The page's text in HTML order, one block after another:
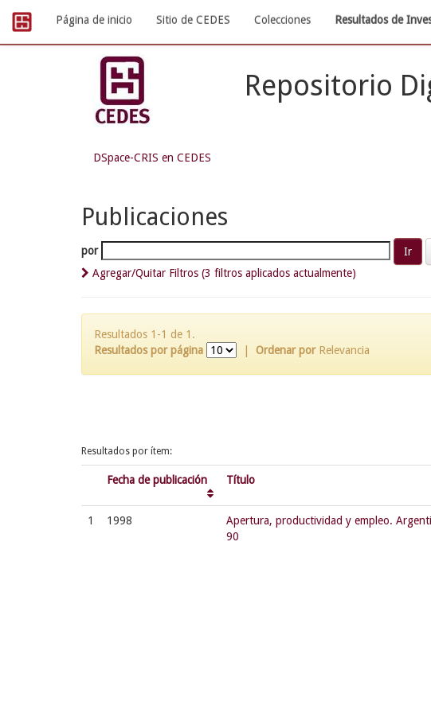
navigation
Página de inicio Sitio de CEDES Colecciones Resultados de
Repositorio
DSpace-CRIS en CEDES
Publicaciones
por
Agregar/Quitar Filtros (3 filtros aplicados actualmente)
Resultados 1-1 de 1.
Resultados por página
Ordenar por Relevancia
Resultados por ítem:
Fecha de publicación Título
1 1998
Apertura, productividad y empleo.
90